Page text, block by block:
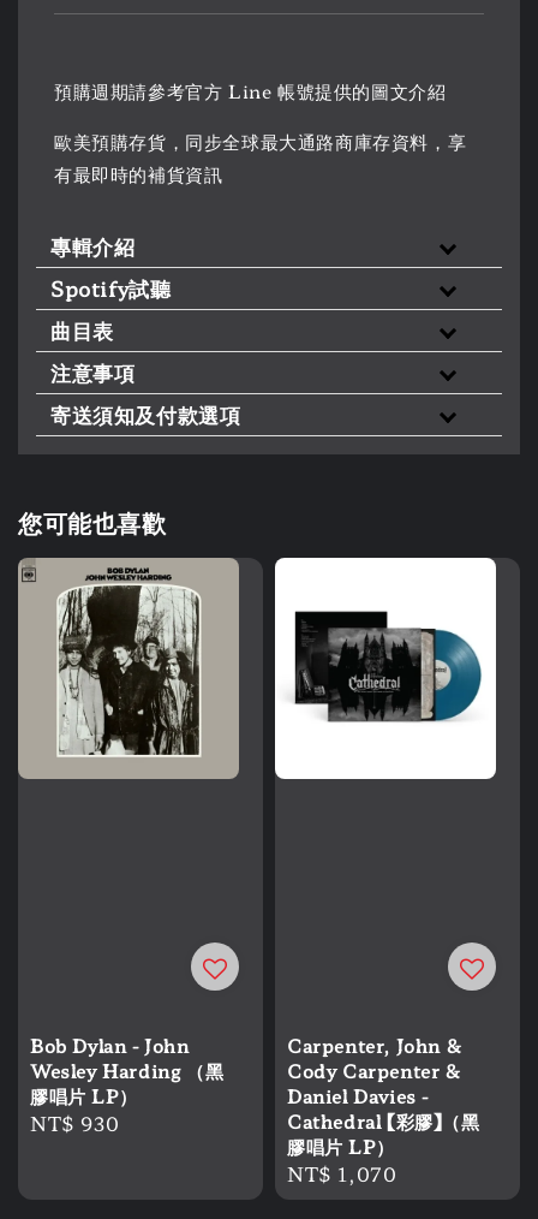
預購週期請參考官方 Line 帳號提供的圖文介紹
歐美預購存貨，同步全球最大通路商庫存資料，享
有最即時的補貨資訊
專輯介紹
Spotify試聽
曲目表
注意事項
寄送須知及付款選項
您可能也喜歡
Bob Dylan - John
Wesley Harding （黑
膠唱片 LP）
Regular
NT$ 930
Carpenter, John &
Cody Carpenter &
Daniel Davies -
Cathedral 【彩膠】（黑
膠唱片 LP）
Regular
price
NT$ 1,070